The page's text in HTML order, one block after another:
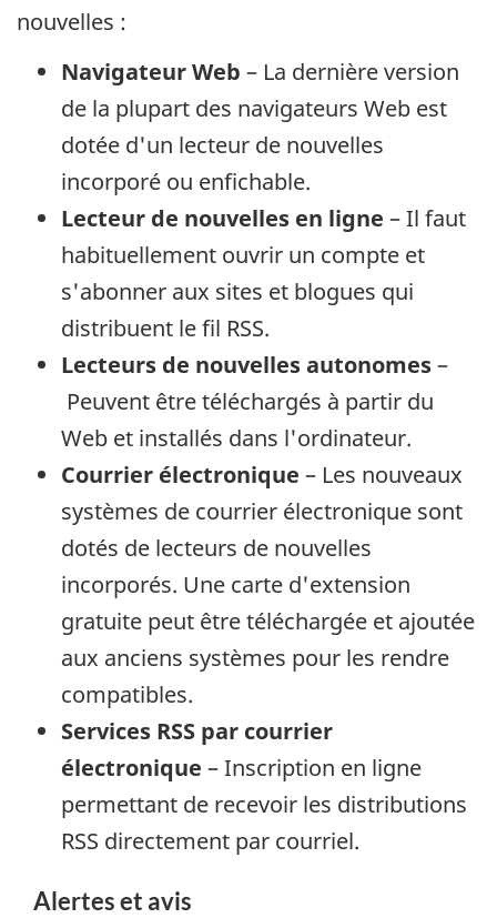
nouvelles :
Navigateur Web – La dernière version
de la plupart des navigateurs Web est
dotée d'un lecteur de nouvelles
incorporé ou enfichable.
Lecteur de nouvelles en ligne – Il faut
habituellement ouvrir un compte et
s'abonner aux sites et blogues qui
distribuent le fil RSS.
Lecteurs de nouvelles autonomes–
Peuvent être téléchargés à partir du
Web et installés dans l'ordinateur.
Courrier électronique – Les nouveaux
systèmes de courrier électronique sont
dotés de lecteurs de nouvelles
incorporés. Une carte d'extension
gratuite peut être téléchargée et ajoutée
aux anciens systèmes pour les rendre
compatibles.
Services RSS par courrier
électronique – Inscription en ligne
permettant de recevoir les distributions
RSS directement par courriel.
Alertes et avis